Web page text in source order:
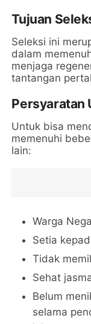
Tujuan
Seleksi ini
dalam
menjaga
tantangan
Persyaratan
Untuk bisa
memenuhi
lain:
Warga
Setia
Tidak
Sehat
Belum
selama